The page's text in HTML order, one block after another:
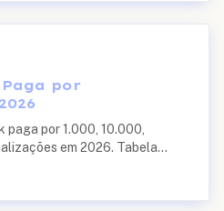
por
paga por 1.000, 10.000,
em 2026. Tabela